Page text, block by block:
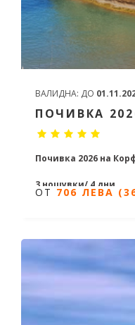
ВАЛИДНА: ДО
ПОЧИВКА
Почивка 2026 на
3 нощувки/ 4 дни
706 ЛЕВА
ОТ 706 ЛЕВА